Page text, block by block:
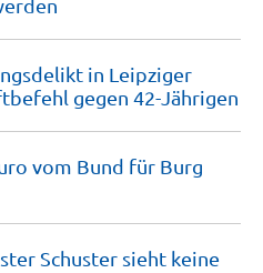
in Leipziger
gegen 42-Jährigen
vom Bund für Burg
Schuster sieht keine